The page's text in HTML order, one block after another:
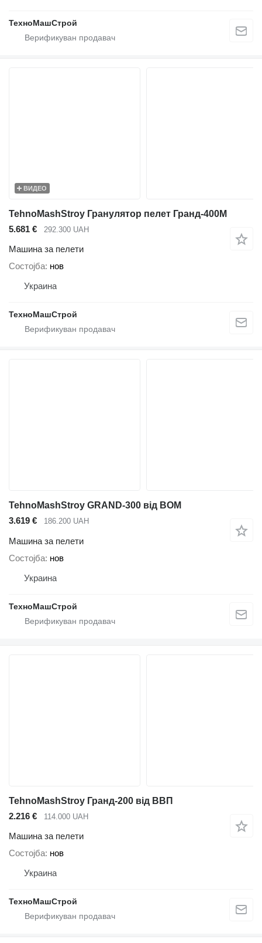
ТехноМашСтрой
ВИДЕО
TehnoMashStroy Гранулятор пелет Гранд-400М
5.681 €
292.300 UAH
Машина за пелети
Состојба нов
Украина
ТехноМашСтрой
TehnoMashStroy GRAND-300 від ВОМ
3.619 €
186.200 UAH
Машина за пелети
Состојба нов
Украина
ТехноМашСтрой
TehnoMashStroy Гранд-200 від ВВП
2.216 €
114.000 UAH
Машина за пелети
Состојба нов
Украина
ТехноМашСтрой